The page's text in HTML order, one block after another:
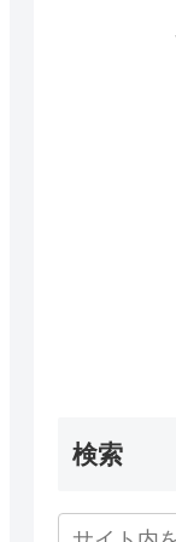
検索